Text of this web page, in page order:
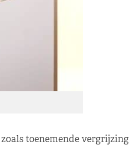
toenemende vergrijzing